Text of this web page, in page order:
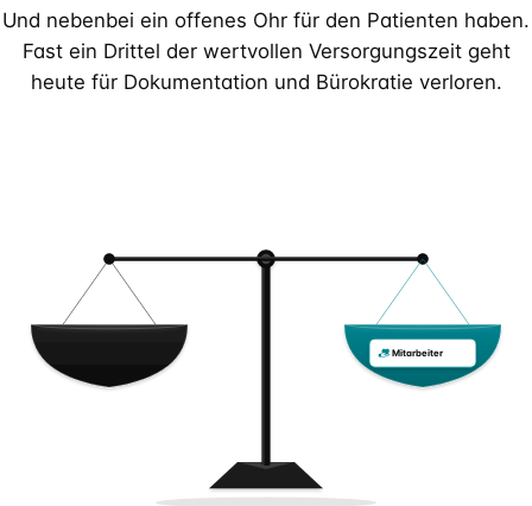
Und nebenbei ein offenes Ohr für den Patienten haben.
Fast ein Drittel der wertvollen Versorgungszeit geht
heute für Dokumentation und Bürokratie verloren.
Mitarbeiter